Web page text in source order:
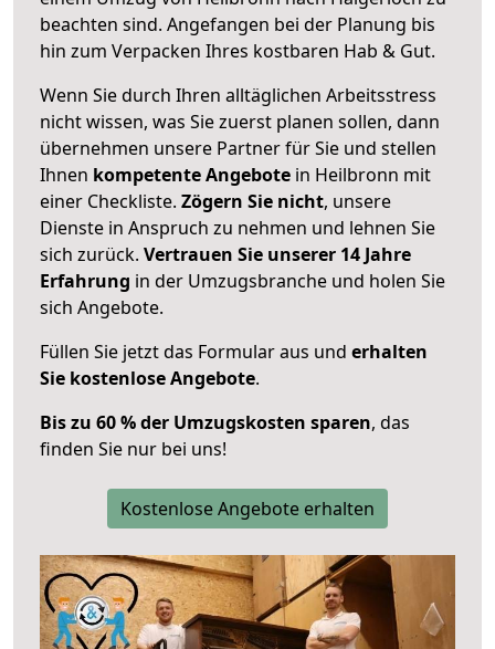
beachten sind. Angefangen bei der Planung bis
hin zum Verpacken Ihres kostbaren Hab & Gut.
Wenn Sie durch Ihren alltäglichen Arbeitsstress
nicht wissen, was Sie zuerst planen sollen, dann
übernehmen unsere Partner für Sie und stellen
Ihnen kompetente Angebote in Heilbronn mit
einer Checkliste. Zögern Sie nicht, unsere
Dienste in Anspruch zu nehmen und lehnen Sie
sich zurück. Vertrauen Sie unserer 14 Jahre
Erfahrung in der Umzugsbranche und holen Sie
sich Angebote.
Füllen Sie jetzt das Formular aus und erhalten
Sie kostenlose Angebote.
Bis zu 60 % der Umzugskosten sparen, das
finden Sie nur bei uns!
Kostenlose Angebote erhalten